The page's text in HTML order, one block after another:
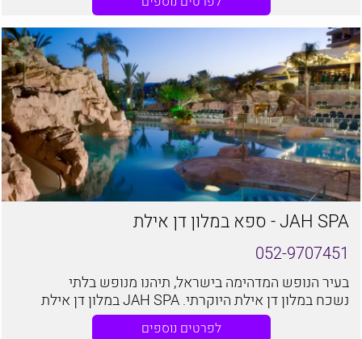
לאונרדו פלז'ה באשדוד, מרחק הליכה קצר מאוד מחוף הים
של העיר
JAH SPA - ספא במלון דן אילת
052-9707451
בעיר הנופש המדהימה בישראל, תיהנו מנופש בלתי
נשכח במלון דן אילת היוקרתי. JAH SPA במלון דן אילת
מציע לכם אירוח מפנק, ברמה הגבוהה ביותר
לפרטים נוספים